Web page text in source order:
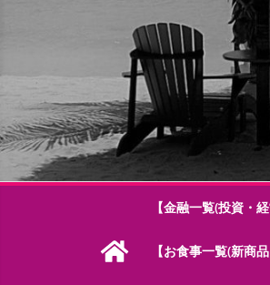
【金融一覧(投資・経
【お食事一覧(新商